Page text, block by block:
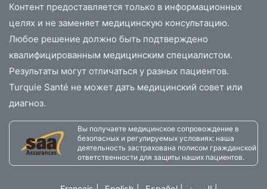
Контент предоставляется только в информационных
целях и не заменяет медицинскую консультацию.
Любое решение должно быть подтверждено
квалифицированным медицинским специалистом.
Результаты могут отличаться у разных пациентов.
Turquie Santé не может дать медицинский совет или
диагноз.
Вы получаете медицинское сопровождение в
безопасных и регулируемых условиях: наша
деятельность застрахована полисом гражданской
ответственности для защиты наших пациентов.